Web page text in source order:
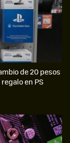
de 20 pesos
en PS